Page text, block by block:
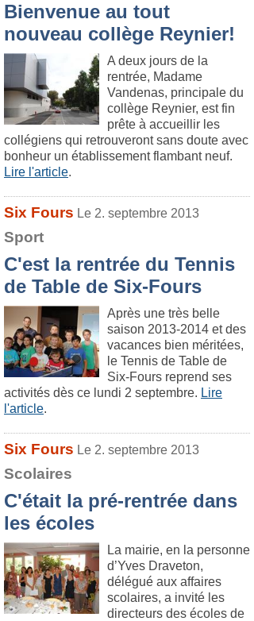
Bienvenue au tout
nouveau collège Reynier!
A deux jours de la
rentrée, Madame
Vandenas, principale du
collège Reynier, est fin
prête à accueillir les
collégiens qui retrouveront sans doute avec
bonheur un établissement flambant neuf.
Lire l'article.
Six Fours Le 2. septembre 2013
Sport
C'est la rentrée du Tennis
de Table de Six-Fours
Après une très belle
saison 2013-2014 et des
vacances bien méritées,
le Tennis de Table de
Six-Fours reprend ses
activités dès ce lundi 2 septembre. Lire
l'article.
Six Fours Le 2. septembre 2013
Scolaires
C'était la pré-rentrée dans
les écoles
La mairie, en la personne
d’Yves Draveton,
délégué aux affaires
scolaires, a invité les
directeurs des écoles de